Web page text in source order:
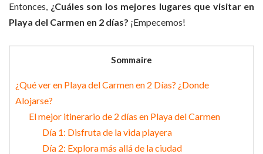
Entonces, ¿Cuáles son los mejores lugares que visitar en
Playa del Carmen en 2 días? ¡Empecemos!
Sommaire
¿Qué ver en Playa del Carmen en 2 Días? ¿Donde
Alojarse?
El mejor itinerario de 2 días en Playa del Carmen
Día 1: Disfruta de la vida playera
Día 2: Explora más allá de la ciudad